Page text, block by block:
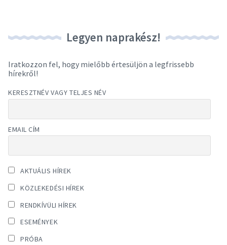
Legyen naprakész!
Iratkozzon fel, hogy mielőbb értesüljön a legfrissebb
hírekről!
KERESZTNÉV VAGY TELJES NÉV
EMAIL CÍM
AKTUÁLIS HÍREK
KÖZLEKEDÉSI HÍREK
RENDKÍVÜLI HÍREK
ESEMÉNYEK
PRÓBA